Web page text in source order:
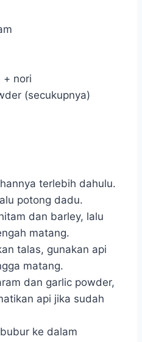
+ nori
(secukupnya)
terlebih dahulu.
potong dadu.
dan barley, lalu
matang.
talas, gunakan api
matang.
dan garlic powder,
api jika sudah
ke dalam